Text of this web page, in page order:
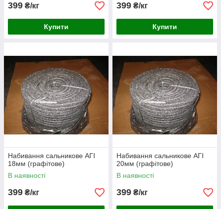
399 ₴/кг
Купити
399 ₴/кг
Купити
Набивання сальникове АГІ
18мм (графітове)
В наявності
399 ₴/кг
Набивання сальникове АГІ
20мм (графітове)
В наявності
399 ₴/кг